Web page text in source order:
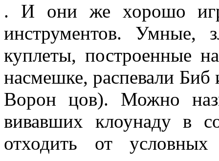
. И они же хорошо
инструментов. Умные,
куплеты, построенные
насмешке, распевали
Ворон­ цов). Можно
вивавших клоунаду в
отходить от